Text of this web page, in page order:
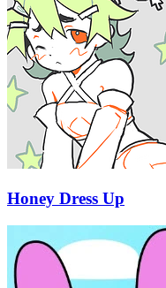
Honey Dress Up